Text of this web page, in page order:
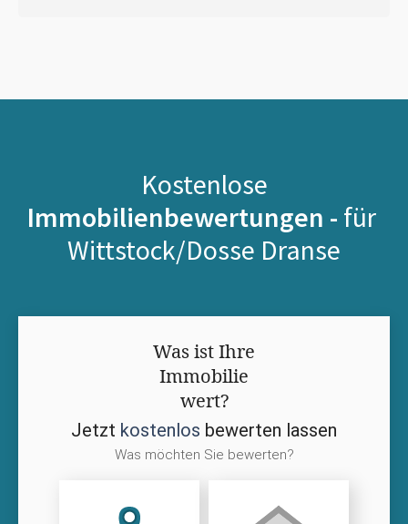
Kostenlose
Immobilienbewertungen - für
Wittstock/Dosse Dranse
Was ist Ihre
Immobilie
wert?
Jetzt kostenlos bewerten lassen
Was möchten Sie bewerten?